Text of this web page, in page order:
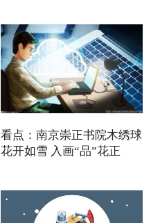
看点：南京崇正书院木绣球
花开如雪 入画“品”花正